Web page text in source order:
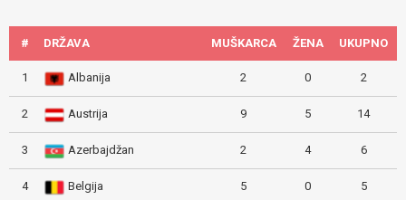
# DRŽAVA MUŠKARCA ŽENA UKUPNO
1 Albanija 2 0 2
2 Austrija 9 5 14
3 Azerbajdžan 2 4 6
4 Belgija 5 0 5